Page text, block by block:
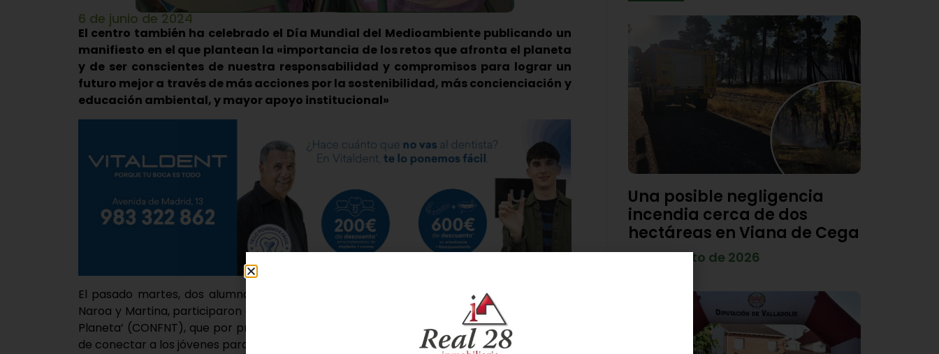
6 de junio de 2024
El centro también ha celebrado el Día Mundial del Medioambiente publicando un
manifiesto en el que plantean la «importancia de los retos que afronta el planeta
y de ser conscientes de nuestra responsabilidad y compromisos para lograr un
futuro mejor a través de más acciones por la sostenibilidad, más concienciación y
educación ambiental, y mayor apoyo institucional»
El pasado martes, dos alumnas del CEIP Nuestra Señora del Villar de Laguna de Duero,
Naroa y Martina, participaron en la Conferencia Regional online de Jóvenes ‘Cuidemos el
Planeta’ (CONFNT), que por primera vez ponía su sede en Castilla y León con el objetivo
de conectar a los jóvenes para «lograr un futuro sostenible para el planeta».
Una posible negligencia
incendia cerca de dos
hectáreas en Viana de Cega
7 de agosto de 2026